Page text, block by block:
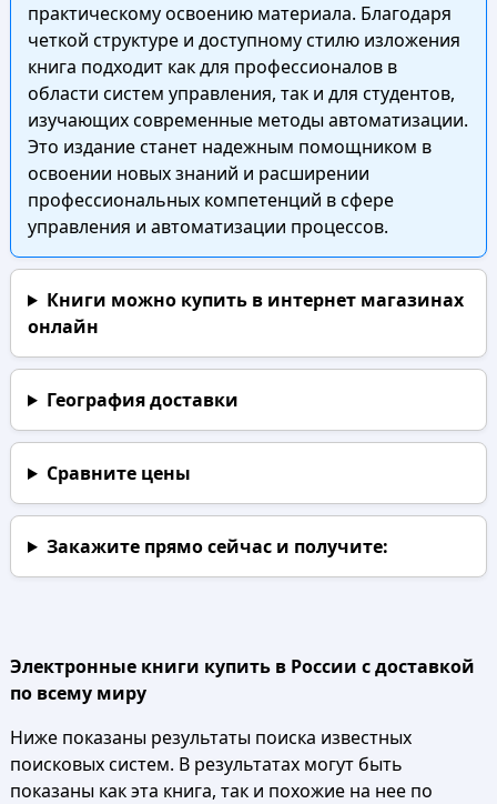
практическому освоению материала. Благодаря
четкой структуре и доступному стилю изложения
книга подходит как для профессионалов в
области систем управления, так и для студентов,
изучающих современные методы автоматизации.
Это издание станет надежным помощником в
освоении новых знаний и расширении
профессиональных компетенций в сфере
управления и автоматизации процессов.
Книги можно купить в интернет магазинах
онлайн
География доставки
Сравните цены
Закажите прямо сейчаси получите:
Электронные книги купить в России с доставкой
по всему миру
Ниже показаны результаты поиска известных
поисковых систем. В результатах могут быть
показаны как эта книга, так и похожие на нее по